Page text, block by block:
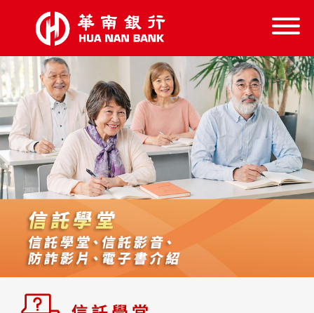
信託服務
信託學堂
樂齡好康
失智服務
跨業結盟
首頁